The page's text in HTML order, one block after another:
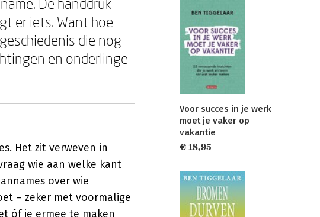
er iets. Want hoe
die nog
en onderlinge
Het zit verweven in
wie aan welke kant
over wie
– zeker met voormalige
óf je ermee te maken
Voor succes in je werk
moet je vaker op
vakantie
€ 18,95